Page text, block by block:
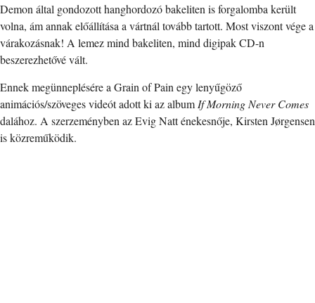
Demon által gondozott hanghordozó bakeliten is forgalomba került
volna, ám annak előállítása a vártnál tovább tartott. Most viszont vége a
várakozásnak! A lemez mind bakeliten, mind digipak CD-n
beszerezhetővé vált.
Ennek megünneplésére a Grain of Pain egy lenyűgöző
animációs/szöveges videót adott ki az album If Morning Never Comes
dalához. A szerzeményben az Evig Natt énekesnője, Kirsten Jørgensen
is közreműködik.